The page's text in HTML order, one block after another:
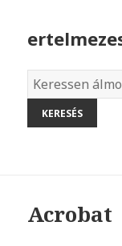
Álmok
szótára
Acrobat